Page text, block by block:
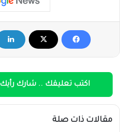
اكتب تعليقك .. شارك
مقالات ذات صلة